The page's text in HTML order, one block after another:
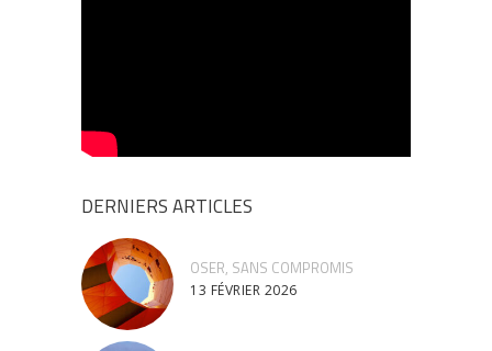
DERNIERS ARTICLES
OSER, SANS COMPROMIS
13 FÉVRIER 2026